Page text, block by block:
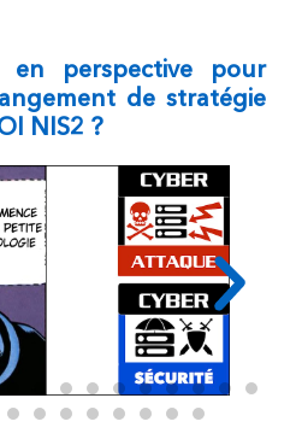
perspective pour
de stratégie
NIS2 ?